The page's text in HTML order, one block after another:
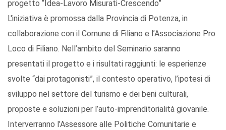
progetto “Idea-Lavoro Misurati-Crescendo”
L'iniziativa è promossa dalla Provincia di Potenza, in
collaborazione con il Comune di Filiano e l’Associazione Pro
Loco di Filiano. Nell’ambito del Seminario saranno
presentati il progetto e i risultati raggiunti: le esperienze
svolte “dai protagonisti”, il contesto operativo, l’ipotesi di
sviluppo nel settore del turismo e dei beni culturali,
proposte e soluzioni per l’auto-imprenditorialità giovanile.
Interverranno l’Assessore alle Politiche Comunitarie e